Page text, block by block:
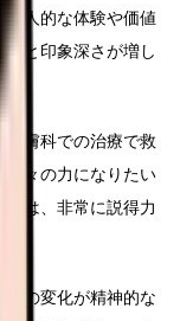
個人的な体験や価値
と印象深さが増し
皮膚科での治療で救
方々の力になりたい
由は、非常に説得力
見の変化が精神的な